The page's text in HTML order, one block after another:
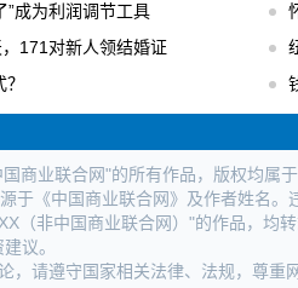
”成为利润调节工具
171对新人领结婚证
国商业联合网"的所有作品，版权均
于《中国商业联合网》及作者姓名。
（非中国商业联合网）"的作品，
议。
，请遵守国家相关法律、法规，尊